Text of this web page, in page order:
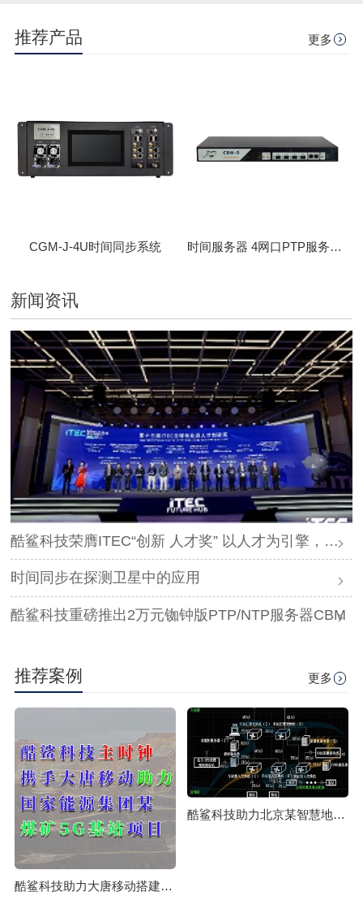
推荐产品 更多
CGM-J-4U时间同步系统 时间服务器 4网口PTP服务器 CBM-D-40
新闻资讯
酷鲨科技荣膺ITEC“创新 人才奖” 以人才为引擎，时空为基石，驱动智能未来
时间同步在探测卫星中的应用
酷鲨科技重磅推出2万元铷钟版PTP/NTP服务器CBM
推荐案例 更多
酷鲨科技助力大唐移动搭建国家能源集团某煤矿5G基站项目
酷鲨科技助力北京某智慧地铁时空体系授时系统构建成功